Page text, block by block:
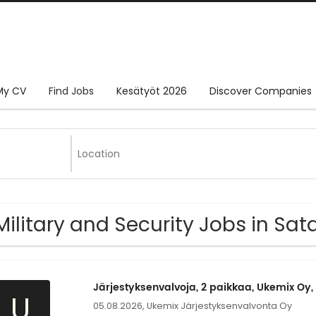
CV Find Jobs Kesätyöt 2026 Discover Companies
and Security Jobs in
Järjestyksenvalvoja, 2 paikkaa, Ukemix
05.08.2026, Ukemix Järjestyksenvalvonta Oy